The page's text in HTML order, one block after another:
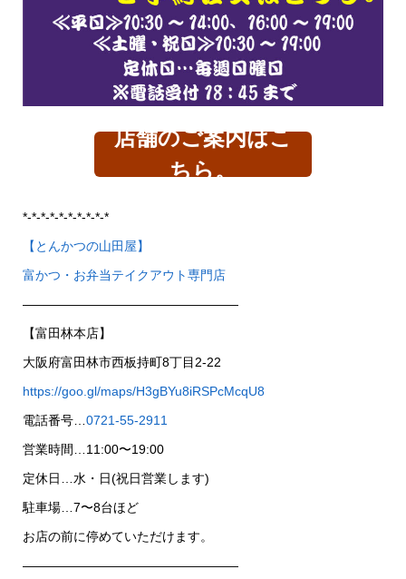
店舗のご案内はこ
ちら。
*-*-*-*-*-*-*-*-*-*
【とんかつの山田屋】
富かつ・お弁当テイクアウト専門店
—————————————————
【富田林本店】
大阪府富田林市西板持町8丁目2-22
https://goo.gl/maps/H3gBYu8iRSPcMcqU8
電話番号…0721-55-2911
営業時間…11:00〜19:00
定休日…水・日(祝日営業します)
駐車場…7〜8台ほど
お店の前に停めていただけます。
—————————————————